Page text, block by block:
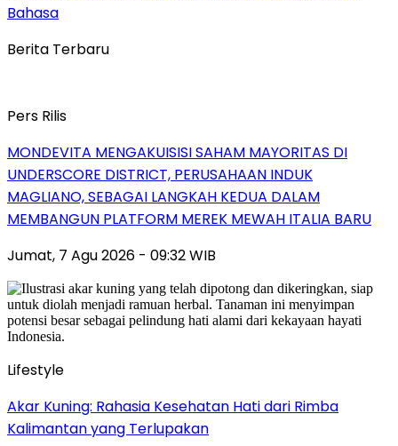
Bahasa
Berita Terbaru
Pers Rilis
MONDEVITA MENGAKUISISI SAHAM MAYORITAS DI
UNDERSCORE DISTRICT, PERUSAHAAN INDUK
MAGLIANO, SEBAGAI LANGKAH KEDUA DALAM
MEMBANGUN PLATFORM MEREK MEWAH ITALIA BARU
Jumat, 7 Agu 2026 - 09:32 WIB
Lifestyle
Akar Kuning: Rahasia Kesehatan Hati dari Rimba
Kalimantan yang Terlupakan